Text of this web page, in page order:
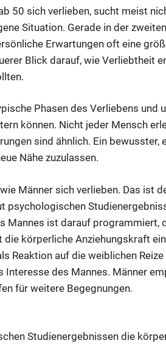
50 sich verlieben, sucht meist
Situation. Gerade in der
Erwartungen oft eine
Blick darauf, wie Verliebtheit
Phasen des Verliebens und
können. Nicht jeder Mensch
sind ähnlich. Ein
Nähe zuzulassen.
Männer sich verlieben. Das ist
psychologischen
Mannes ist darauf programmiert,
körperliche Anziehungskraft
Reaktion auf die weiblichen
Interesse des Mannes. Männer
für weitere Begegnungen.
Studienergebnissen die